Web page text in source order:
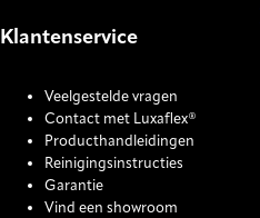
Klantenservice
Veelgestelde vragen
Contact met Luxaflex®
Producthandleidingen
Reinigingsinstructies
Garantie
Vind een showroom